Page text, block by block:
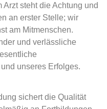
steht die Achtung und
an erster Stelle; wir
am Mitmenschen.
und verlässliche
unseres Erfolges.
sichert die Qualität